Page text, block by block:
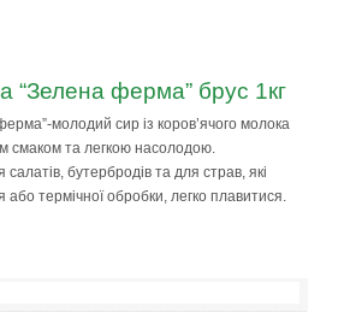
“Зелена ферма” брус 1кг
молодий сир із коров’ячого молока
смаком та легкою насолодою.
бутербродів та для страв, які
або термічної обробки, легко плавитися.